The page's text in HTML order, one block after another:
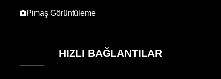
Pimaş Görüntüleme
HIZLI BAĞLANTILAR